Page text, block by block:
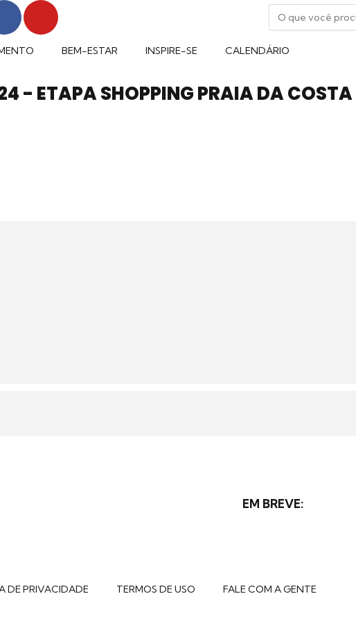
BEM-ESTAR INSPIRE-SE CALENDÁRIO
- ETAPA SHOPPING PRAIA DA
EM BREVE:
DE PRIVACIDADE TERMOS DE USO FALE COM A GENTE